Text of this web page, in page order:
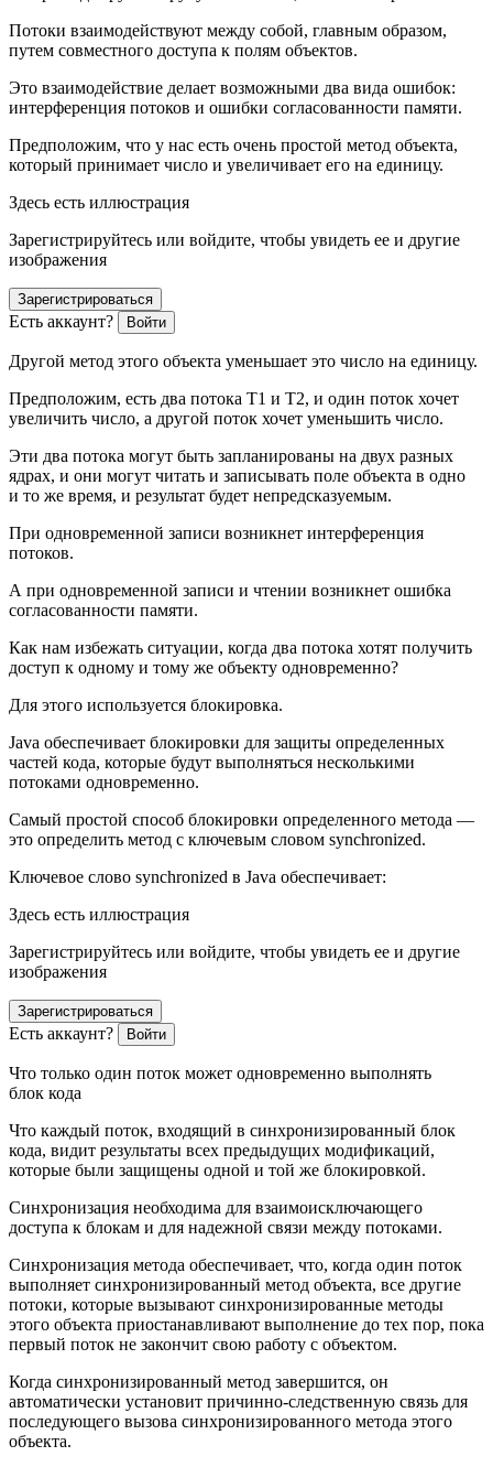
Потоки взаимодействуют между собой, главным образом,
путем совместного доступа к полям объектов.
Это взаимодействие делает возможными два вида ошибок:
интерференция потоков и ошибки согласованности памяти.
Предположим, что у нас есть очень простой метод объекта,
который принимает число и увеличивает его на единицу.
Здесь есть иллюстрация
Зарегистрируйтесь или войдите, чтобы увидеть ее и другие
изображения
Зарегистрироваться
Есть аккаунт? Войти
Другой метод этого объекта уменьшает это число на единицу.
Предположим, есть два потока T1 и T2, и один поток хочет
увеличить число, а другой поток хочет уменьшить число.
Эти два потока могут быть запланированы на двух разных
ядрах, и они могут читать и записывать поле объекта в одно
и то же время, и результат будет непредсказуемым.
При одновременной записи возникнет интерференция
потоков.
А при одновременной записи и чтении возникнет ошибка
согласованности памяти.
Как нам избежать ситуации, когда два потока хотят получить
доступ к одному и тому же объекту одновременно?
Для этого используется блокировка.
Java обеспечивает блокировки для защиты определенных
частей кода, которые будут выполняться несколькими
потоками одновременно.
Самый простой способ блокировки определенного метода —
это определить метод с ключевым словом synchronized.
Ключевое слово synchronized в Java обеспечивает:
Здесь есть иллюстрация
Зарегистрируйтесь или войдите, чтобы увидеть ее и другие
изображения
Зарегистрироваться
Есть аккаунт? Войти
Что только один поток может одновременно выполнять
блок кода
Что каждый поток, входящий в синхронизированный блок
кода, видит результаты всех предыдущих модификаций,
которые были защищены одной и той же блокировкой.
Синхронизация необходима для взаимоисключающего
доступа к блокам и для надежной связи между потоками.
Синхронизация метода обеспечивает, что, когда один поток
выполняет синхронизированный метод объекта, все другие
потоки, которые вызывают синхронизированные методы
этого объекта приостанавливают выполнение до тех пор, пока
первый поток не закончит свою работу с объектом.
Когда синхронизированный метод завершится, он
автоматически установит причинно-следственную связь для
последующего вызова синхронизированного метода этого
объекта.